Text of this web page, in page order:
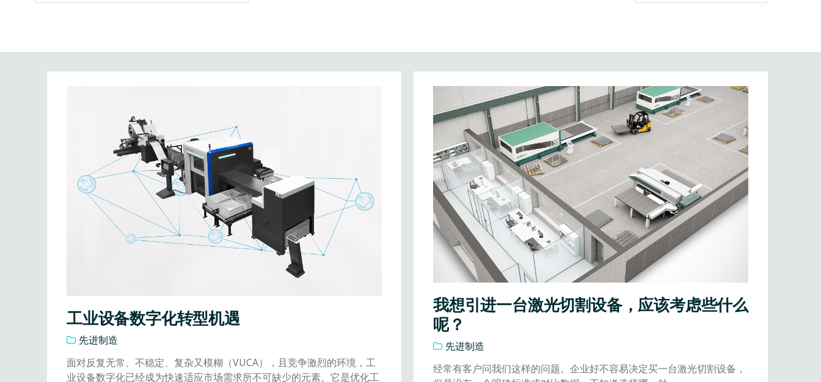
工业设备数字化转型机遇
先进制造
面对反复无常、不稳定、复杂又模糊（VUCA），且竞争激烈的环境，工
业设备数字化已经成为快速适应市场需求所不可缺少的元素。它是优化工
我想引进一台激光切割设备，应该考虑些什么
呢？
先进制造
经常有客户问我们这样的问题。企业好不容易决定买一台激光切割设备，